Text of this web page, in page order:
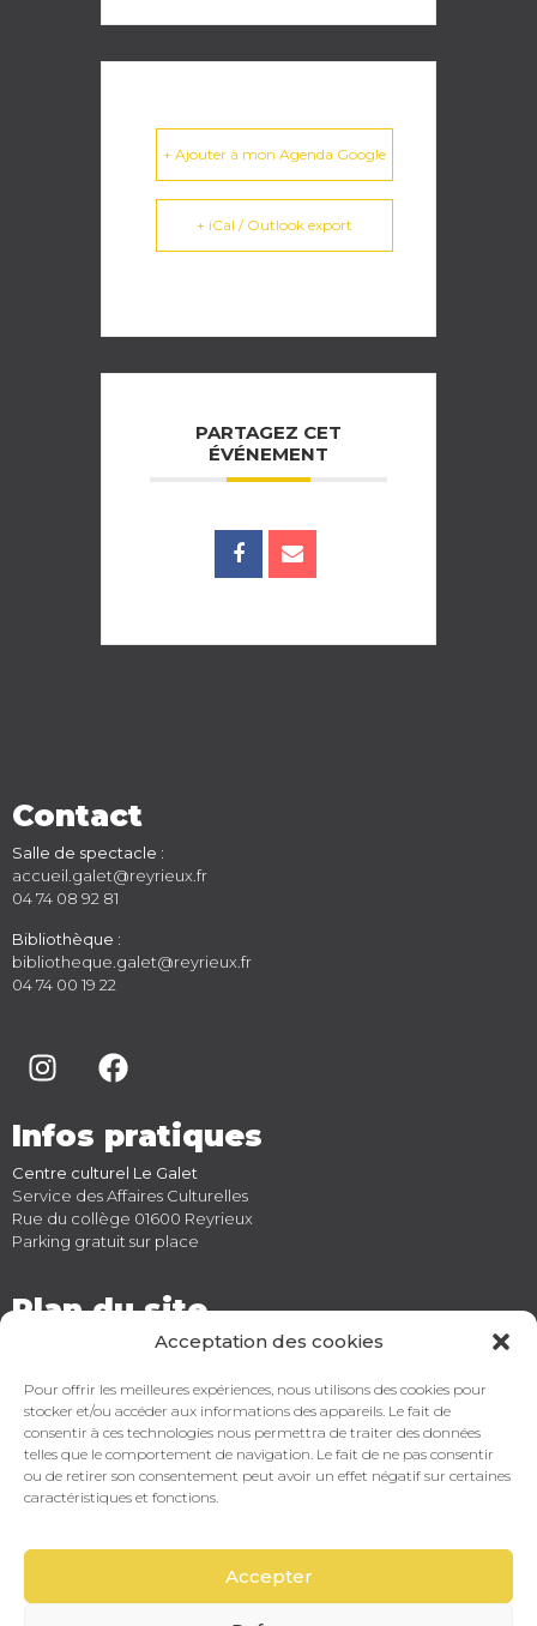
Acceptation des cookies
Pour offrir les meilleures expériences, nous utilisons des cookies pour
stocker et/ou accéder aux informations des appareils. Le fait de
consentir à ces technologies nous permettra de traiter des données
telles que le comportement de navigation. Le fait de ne pas consentir
ou de retirer son consentement peut avoir un effet négatif sur certaines
caractéristiques et fonctions.
Accepter
+ Ajouter à mon Agenda Google
+ iCal / Outlook export
PARTAGEZ CET
ÉVÉNEMENT
Contact
Salle de spectacle :
accueil.galet@reyrieux.fr
04 74 08 92 81
Bibliothèque :
bibliotheque.galet@reyrieux.fr
04 74 00 19 22
Infos pratiques
Centre culturel Le Galet
Service des Affaires Culturelles
Rue du collège 01600 Reyrieux
Parking gratuit sur place
Plan du site
Billetterie
Infos pratiques
Bibliothèque
Partenaires
département / Région Auvergene-Rhône-Alpes / Réseau La